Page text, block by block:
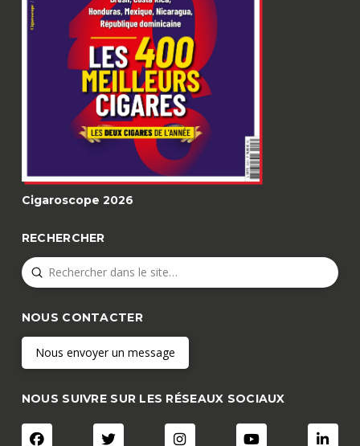
Cigaroscope 2026
RECHERCHER
Search
Submit
NOUS CONTACTER
Nous envoyer un message
NOUS SUIVRE SUR LES RÉSEAUX SOCIAUX